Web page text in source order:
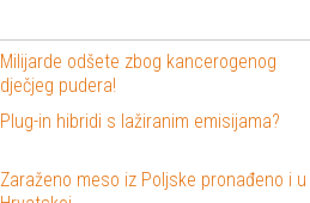
Milijarde odšete zbog kancerogenog
dječjeg pudera!
Plug-in hibridi s lažiranim emisijama?
Zaraženo meso iz Poljske pronađeno i u